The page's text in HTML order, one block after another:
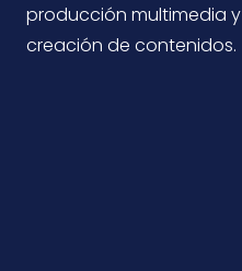
producción multimedia y
creación de contenidos.